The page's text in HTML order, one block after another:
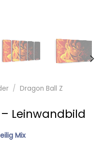
/ Dragon Ball Z
Leinwandbild
Mix